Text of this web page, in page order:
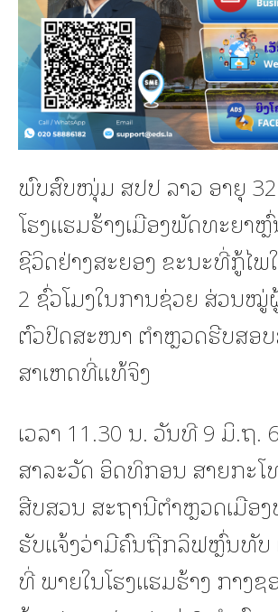
ພົບສົບໜຸ່ມ ສປປ ລາວ ອາຍຸ
ໂຮງແຮມຮ້າງເມືອງພັດທະຍາ
ຊີວິດຢ່າງສະຍອງ ຂະນະທີ່ກູ້ໄພ
2 ຊົ່ວໂມງໃນການຊ່ວຍ ສ່ວນ
ຕົວປິດສະໜາ ຕຳຫຼວດຮີບສອ
ສາເຫດທີ່ແທ້ຈິງ
ເວລາ 11.30 ນ. ວັນທີ 9 ມິ.ຖ.
ສາລະວັດ ອິດທິກອນ ສາຍກະ
ສືບສວນ ສະຖານີຕຳຫຼວດເມືອ
ຮັບແຈ້ງວ່າມີຄົນຖືກລິຟຫຼົ່ນທັບ
ທີ່ ພາຍໃນໂຮງແຮມຮ້າງ ກາງຊ